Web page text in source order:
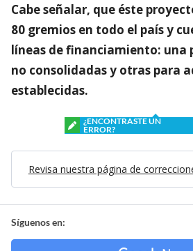
Cabe señalar, que éste
80 gremios en todo el país y
líneas de financiamiento: una
no consolidadas y otras para
establecidas.
¿ENCONTRASTE UN
ERROR?
Revisa nuestra página de
Síguenos en: